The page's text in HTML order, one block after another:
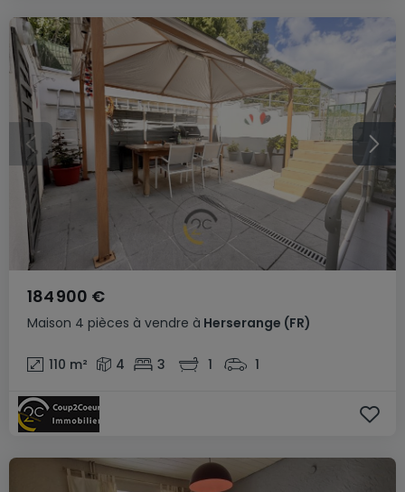
Maison 4 pièces à vendre à Herserange (FR)
184 900 €
110 m² 4 3 1 1